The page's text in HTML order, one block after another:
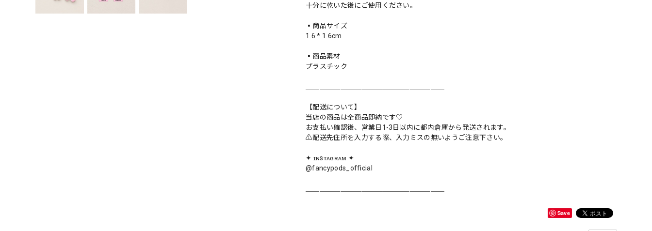
十分に乾いた後にご使用ください。
▪️商品サイズ
1.6 * 1.6cm
▪️商品素材
プラスチック
【配送について】
当店の商品は全商品即納です♡︎
お支払い確認後、営業日1-3日以内に都内倉庫から発送されます。
⚠️配送先住所を入力する際、入力ミスの無いようご注意下さい。
✦ ɪɴsᴛᴀɢʀᴀᴍ ✦
@fancypods_official
Save